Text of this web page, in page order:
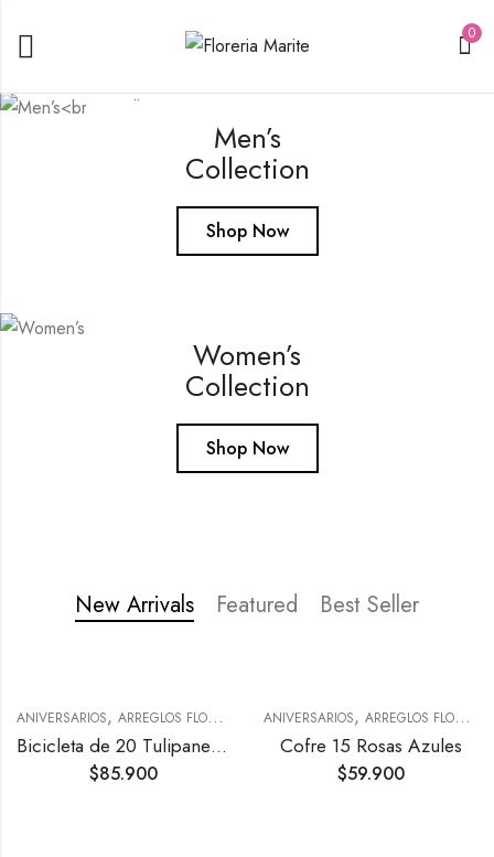
0
Men’s
Collection
Shop Now
Women’s
Collection
Shop Now
New Arrivals Featured Best Seller
ANIVERSARIOS, ARREGLOS FLORALES CUMPLEAÑOS,NACIMIENTOS
Bicicleta de 20 Tulipanes Mix
$85.900
ANIVERSARIOS, ARREGLOS FLORALES
Cofre 15 Rosas Azules
$59.900